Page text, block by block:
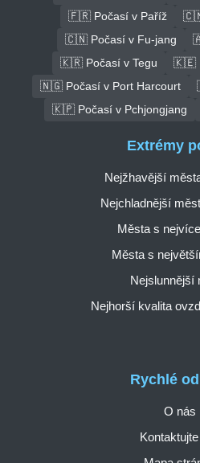
🇫🇷 Počasí v Paříž
🇨🇳
🇨🇳 Počasí v Fu-jang
🇰🇷 Počasí v Tegu
🇰🇪
🇳🇬 Počasí v Port Harcourt
🇰🇵 Počasí v Pchjongjang
Rychlé
O nás
Extrémy
Nejžhavější
Nejchladnější
Města s
Města s
Nejslunnější
Nejhorší kvalita